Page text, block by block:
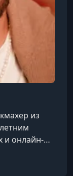
из
и онлайн-
через
по